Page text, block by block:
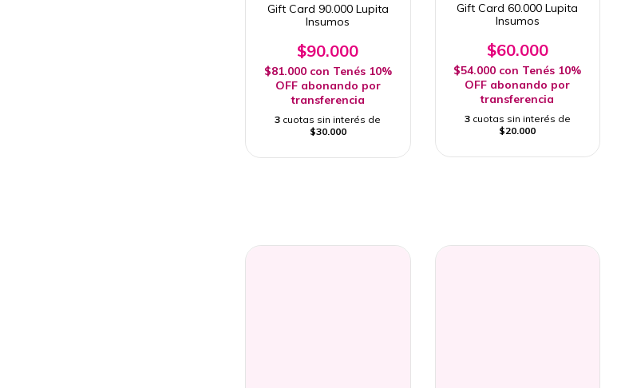
Gift Card 90.000 Lupita
Insumos
$90.000
$81.000 con Tenés 10%
OFF abonando por
transferencia
3 cuotas sin interés de
$30.000
Gift Card 60.000 Lupita
Insumos
$60.000
$54.000 con Tenés 10%
OFF abonando por
transferencia
3 cuotas sin interés de
$20.000